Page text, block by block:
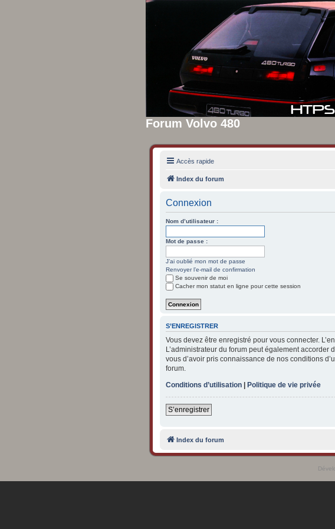
Forum Volvo 480
Accès rapide
Index du forum
Connexion
Nom d’utilisateur :
Mot de passe :
J’ai oublié mon mot de passe
Renvoyer l’e-mail de confirmation
Se souvenir de moi
Cacher mon statut en ligne pour cette session
S’ENREGISTRER
Vous devez être enregistré pour vous connecter.
L’administrateur du forum peut également
vous d’avoir pris connaissance de nos conditions
forum.
Conditions d’utilisation | Politique de vie privée
S’enregistrer
Index du forum